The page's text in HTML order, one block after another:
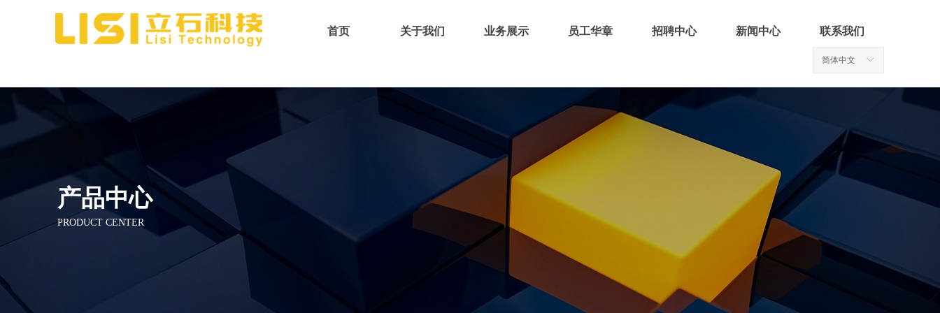
首页 关于我们 业务展示 员工华章 招聘中心 新闻中心 联系我们
ꀅ
简体中文
PRODUCT CENTER
产品中心